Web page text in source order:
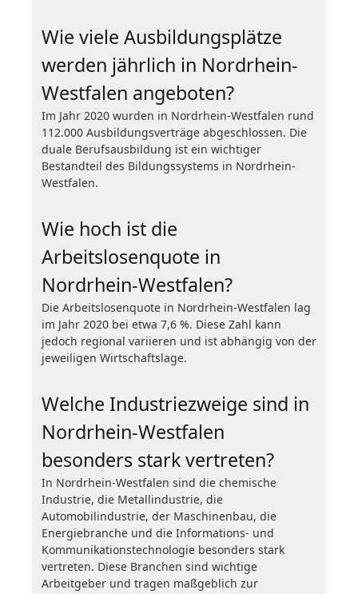
Wie viele Ausbildungsplätze
werden jährlich in Nordrhein-
Westfalen angeboten?
Im Jahr 2020 wurden in Nordrhein-Westfalen rund
112.000 Ausbildungsverträge abgeschlossen. Die
duale Berufsausbildung ist ein wichtiger
Bestandteil des Bildungssystems in Nordrhein-
Westfalen.
Wie hoch ist die
Arbeitslosenquote in
Nordrhein-Westfalen?
Die Arbeitslosenquote in Nordrhein-Westfalen lag
im Jahr 2020 bei etwa 7,6 %. Diese Zahl kann
jedoch regional variieren und ist abhängig von der
jeweiligen Wirtschaftslage.
Welche Industriezweige sind in
Nordrhein-Westfalen
besonders stark vertreten?
In Nordrhein-Westfalen sind die chemische
Industrie, die Metallindustrie, die
Automobilindustrie, der Maschinenbau, die
Energiebranche und die Informations- und
Kommunikationstechnologie besonders stark
vertreten. Diese Branchen sind wichtige
Arbeitgeber und tragen maßgeblich zur